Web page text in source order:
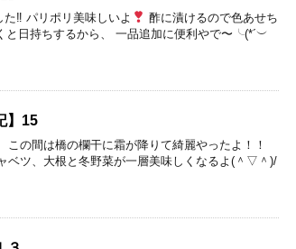
‼︎ パリポリ美味しいよ
酢に漬けるので色あせち
と日持ちするから、 一品追加に便利やで〜╰(*´︶
】15
この間は橋の欄干に霜が降りて綺麗やったよ！！
ベツ、大根と冬野菜が一層美味しくなるよ(＾▽＾)/